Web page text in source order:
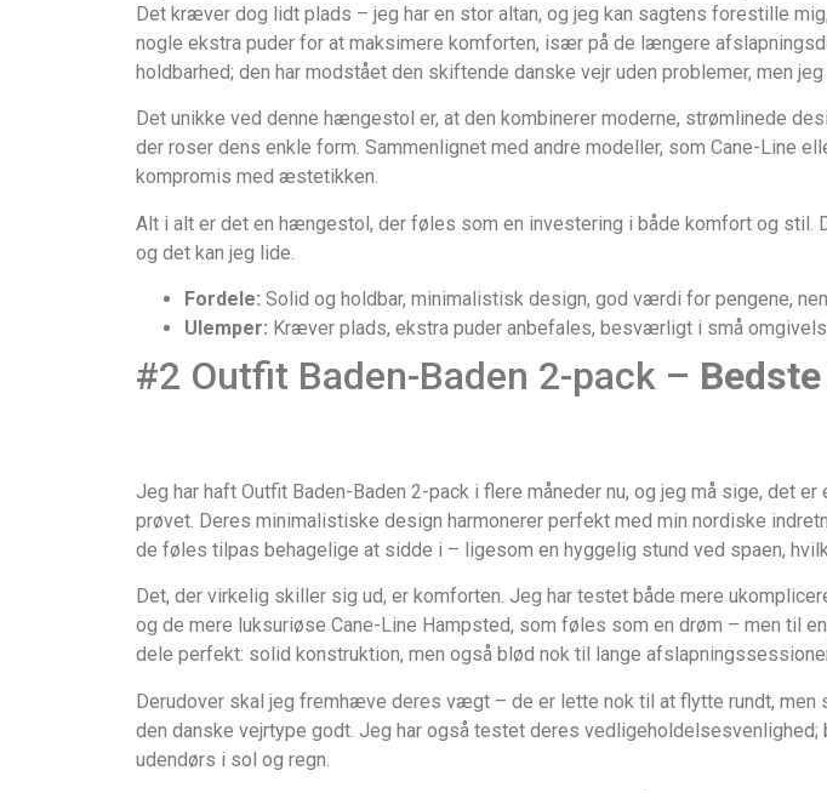
Det kræver dog lidt plads – jeg har en stor altan, og jeg kan sagtens forestille
nogle ekstra puder for at maksimere komforten, især på de længere
holdbarhed; den har modstået den skiftende danske vejr uden problemer, men
Det unikke ved denne hængestol er, at den kombinerer moderne, strømlinede
der roser dens enkle form. Sammenlignet med andre modeller, som Cane-Line
kompromis med æstetikken.
Alt i alt er det en hængestol, der føles som en investering i både komfort og
og det kan jeg lide.
Fordele: Solid og holdbar, minimalistisk design, god værdi for pengene,
Ulemper: Kræver plads, ekstra puder anbefales, besværligt i små
#2 Outfit Baden-Baden 2-pack –
Jeg har haft Outfit Baden-Baden 2-pack i flere måneder nu, og jeg må sige, det
prøvet. Deres minimalistiske design harmonerer perfekt med min nordiske
de føles tilpas behagelige at sidde i – ligesom en hyggelig stund ved spaen,
Det, der virkelig skiller sig ud, er komforten. Jeg har testet både mere
og de mere luksuriøse Cane-Line Hampsted, som føles som en drøm – men til
dele perfekt: solid konstruktion, men også blød nok til lange
Derudover skal jeg fremhæve deres vægt – de er lette nok til at flytte rundt,
den danske vejrtype godt. Jeg har også testet deres
udendørs i sol og regn.